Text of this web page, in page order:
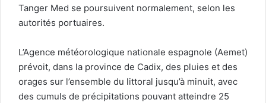
Tanger Med se poursuivent normalement, selon les
autorités portuaires.
L’Agence météorologique nationale espagnole (Aemet)
prévoit, dans la province de Cadix, des pluies et des
orages sur l’ensemble du littoral jusqu’à minuit, avec
des cumuls de précipitations pouvant atteindre 25